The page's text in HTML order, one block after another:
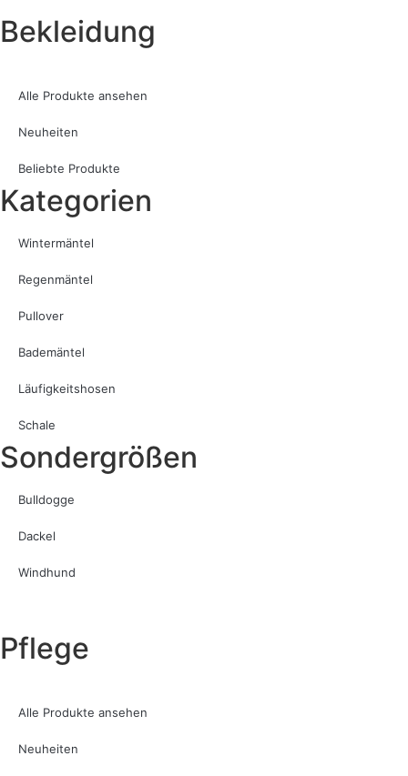
Bekleidung
Alle Produkte ansehen
Neuheiten
Beliebte Produkte
Kategorien
Wintermäntel
Regenmäntel
Pullover
Bademäntel
Läufigkeitshosen
Schale
Sondergrößen
Bulldogge
Dackel
Windhund
Pflege
Alle Produkte ansehen
Neuheiten